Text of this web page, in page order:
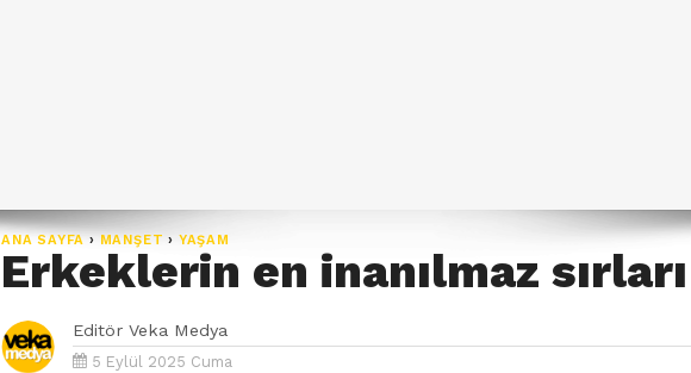
ANA SAYFA › MANŞET › YAŞAM
Erkeklerin en inanılmaz sırları
Editör Veka Medya
5 Eylül 2025 Cuma